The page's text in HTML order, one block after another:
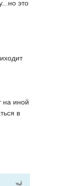
это
на иной
в